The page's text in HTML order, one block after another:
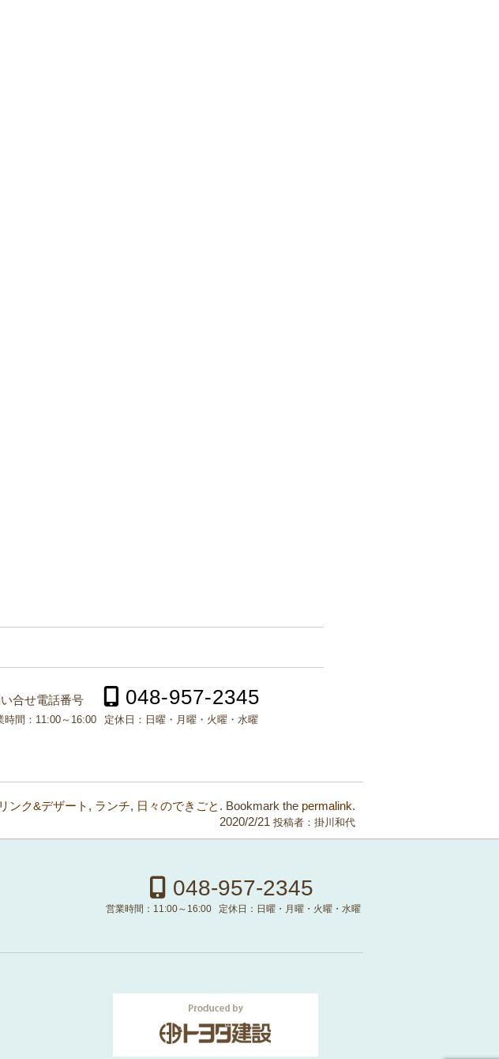
合せ電話番号 048-957-2345
時間： 11:00～16:00 定休日： 日曜・月曜・火曜・水曜
ンク&デザート , ランチ, 日々のできごと . Bookmark the permalink.
2020/2/21 投稿者： 掛川和代
048-957-2345
営業時間： 11:00～16:00 定休日： 日曜・月曜・火曜・水曜